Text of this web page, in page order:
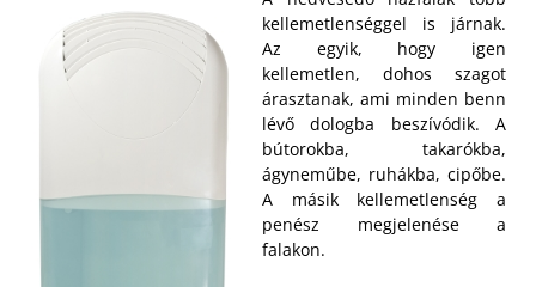
kellemetlenséggel is járnak.
Az egyik, hogy igen
kellemetlen, dohos szagot
árasztanak, ami minden benn
lévő dologba beszívódik. A
bútorokba, takarókba,
ágyneműbe, ruhákba, cipőbe.
A másik kellemetlenség a
penész megjelenése a
falakon.